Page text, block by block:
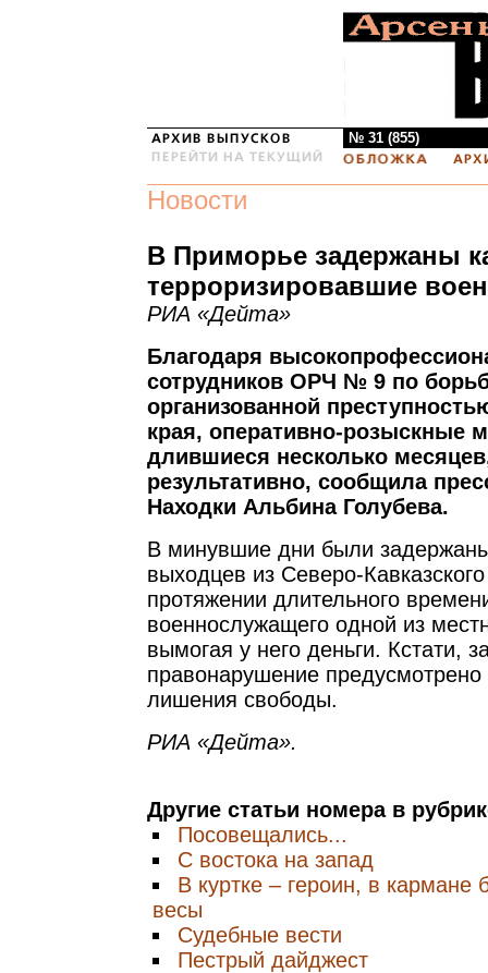
№ 31 (855)
Новости
В Приморье задержаны
терроризировавшие
РИА «Дейта»
Благодаря
сотрудников ОРЧ № 9 по
организованной
края, оперативно-розыскные
длившиеся несколько
результативно, сообщила
Находки Альбина Голубева.
В минувшие дни были
выходцев из Северо-
протяжении длительного
военнослужащего одной из
вымогая у него деньги. Кстати,
правонарушение предусмотрено
лишения свободы.
РИА «Дейта».
Другие статьи номера в
Посовещались...
С востока на запад
В куртке – героин, в кармане
весы
Судебные вести
Пестрый дайджест